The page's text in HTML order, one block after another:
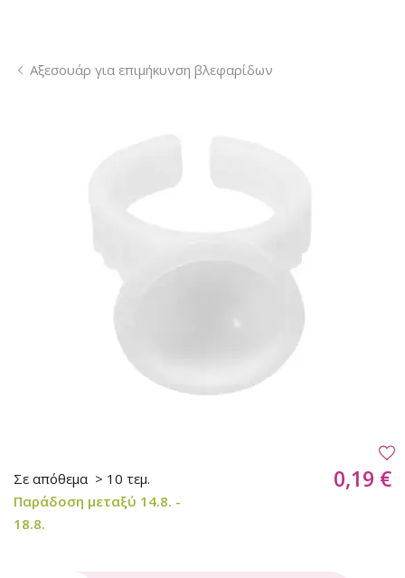
Αξεσουάρ για επιμήκυνση βλεφαρίδων
Σε απόθεμα > 10 τεμ.
Παράδοση μεταξύ 14.8. -
18.8.
0,19 €